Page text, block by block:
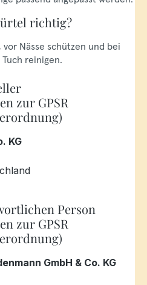
richtig?
Nässe schützen und bei
reinigen.
zur GPSR
KG
Person
zur GPSR
GmbH & Co. KG